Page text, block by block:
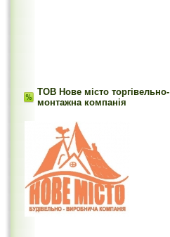
ТОВ Нове місто торгівельно-
монтажна компанія